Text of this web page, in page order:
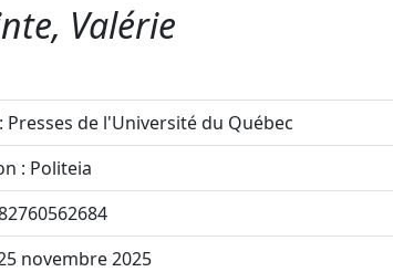
Valérie
Presses de l'Université du Québec
: Politeia
novembre 2025